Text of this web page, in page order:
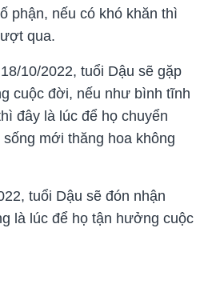
phận, nếu có khó khăn thì
qua.
10/2022, tuổi Dậu sẽ gặp
cuộc đời, nếu như bình tĩnh
đây là lúc để họ chuyển
mới thăng hoa không
tuổi Dậu sẽ đón nhận
là lúc để họ tận hưởng cuộc